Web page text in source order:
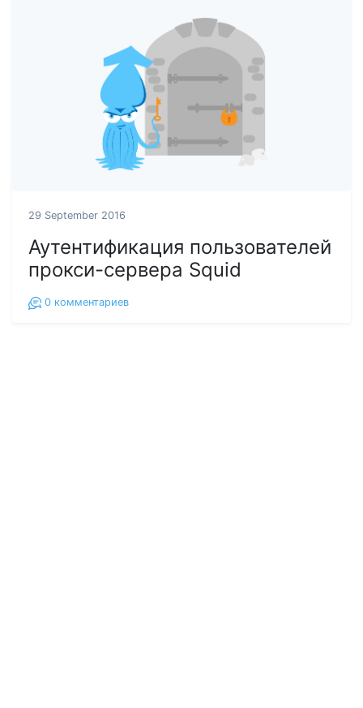
29 September 2016
Аутентификация пользователей
прокси-сервера Squid
0 комментариев